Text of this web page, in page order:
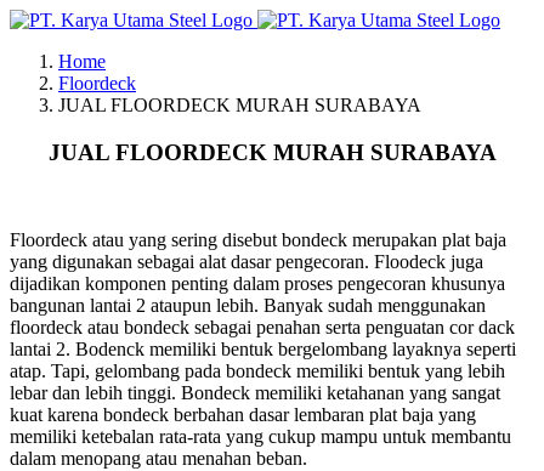
Skip
contentHome
Floordeck
JUAL FLOORDECK MURAH SURABAYA
JUAL FLOORDECK MURAH SURABAYA
Floordeck atau yang sering disebut bondeck merupakan plat baja
yang digunakan sebagai alat dasar pengecoran. Floodeck juga
dijadikan komponen penting dalam proses pengecoran khusunya
bangunan lantai 2 ataupun lebih. Banyak sudah menggunakan
floordeck atau bondeck sebagai penahan serta penguatan cor dack
lantai 2. Bodenck memiliki bentuk bergelombang layaknya seperti
atap. Tapi, gelombang pada bondeck memiliki bentuk yang lebih
lebar dan lebih tinggi. Bondeck memiliki ketahanan yang sangat
kuat karena bondeck berbahan dasar lembaran plat baja yang
memiliki ketebalan rata-rata yang cukup mampu untuk membantu
dalam menopang atau menahan beban.